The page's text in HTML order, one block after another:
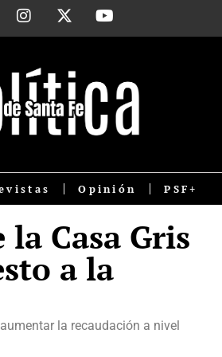
Opinión PSF+
Casa Gris
a la
la recaudación a nivel